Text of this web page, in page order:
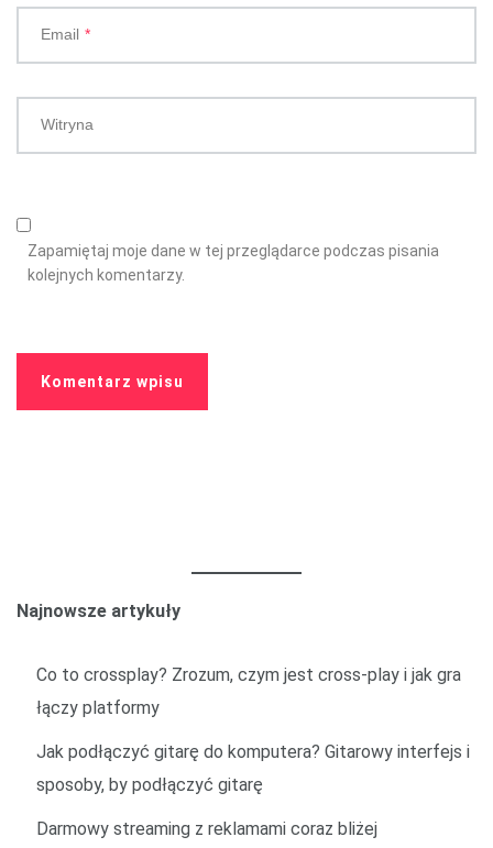
Email *
Witryna
Zapamiętaj moje dane w tej przeglądarce podczas pisania
kolejnych komentarzy.
Najnowsze artykuły
Co to crossplay? Zrozum, czym jest cross-play i jak gra
łączy platformy
Jak podłączyć gitarę do komputera? Gitarowy interfejs i
sposoby, by podłączyć gitarę
Darmowy streaming z reklamami coraz bliżej